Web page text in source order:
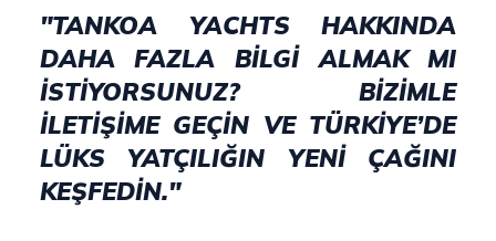
"TANKOA YACHTS HAKKINDA
DAHA FAZLA BILGI ALMAK MI
ISTIYORSUNUZ? BIZIMLE
ILETIŞIME GEÇIN VE TÜRKIYE’DE
LÜKS YATÇILIĞIN YENI ÇAĞINI
KEŞFEDIN."